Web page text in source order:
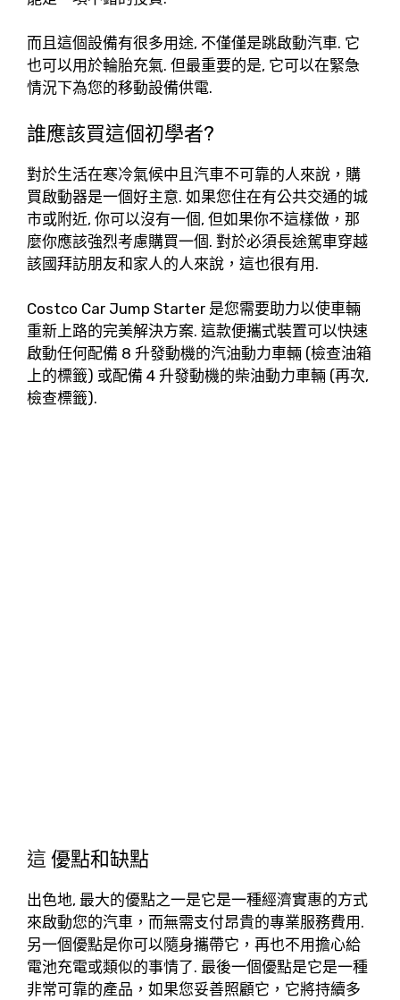
而且這個設備有很多用途, 不僅僅是跳啟動汽車. 它
也可以用於輪胎充氣. 但最重要的是, 它可以在緊急
情況下為您的移動設備供電.
誰應該買這個初學者?
對於生活在寒冷氣候中且汽車不可靠的人來說，購
買啟動器是一個好主意. 如果您住在有公共交通的城
市或附近, 你可以沒有一個, 但如果你不這樣做，那
麼你應該強烈考慮購買一個. 對於必須長途駕車穿越
該國拜訪朋友和家人的人來說，這也很有用.
Costco Car Jump Starter 是您需要助力以使車輛
重新上路的完美解決方案. 這款便攜式裝置可以快速
啟動任何配備 8 升發動機的汽油動力車輛 (檢查油箱
上的標籤) 或配備 4 升發動機的柴油動力車輛 (再次,
檢查標籤).
這 優點和缺點
出色地, 最大的優點之一是它是一種經濟實惠的方式
來啟動您的汽車，而無需支付昂貴的專業服務費用.
另一個優點是你可以隨身攜帶它，再也不用擔心給
電池充電或類似的事情了. 最後一個優點是它是一種
非常可靠的產品，如果您妥善照顧它，它將持續多